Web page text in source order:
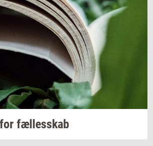
for fæl­les­skab